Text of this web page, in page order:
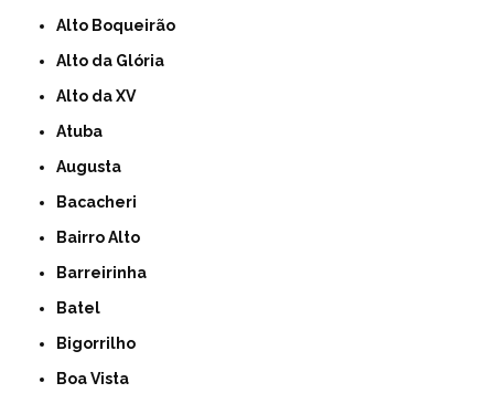
Alto Boqueirão
Alto da Glória
Alto da XV
Atuba
Augusta
Bacacheri
Bairro Alto
Barreirinha
Batel
Bigorrilho
Boa Vista